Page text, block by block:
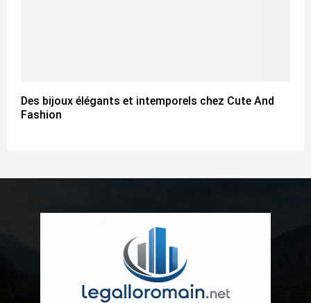
Des bijoux élégants et intemporels chez Cute And
Fashion